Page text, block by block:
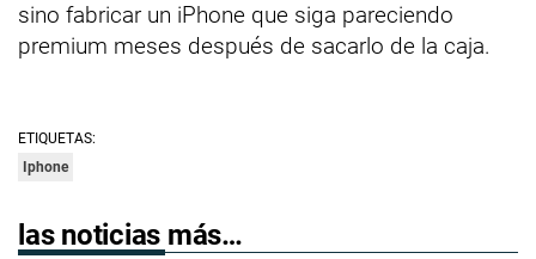
sino fabricar un iPhone que siga pareciendo
premium meses después de sacarlo de la caja.
ETIQUETAS:
Iphone
las noticias más…